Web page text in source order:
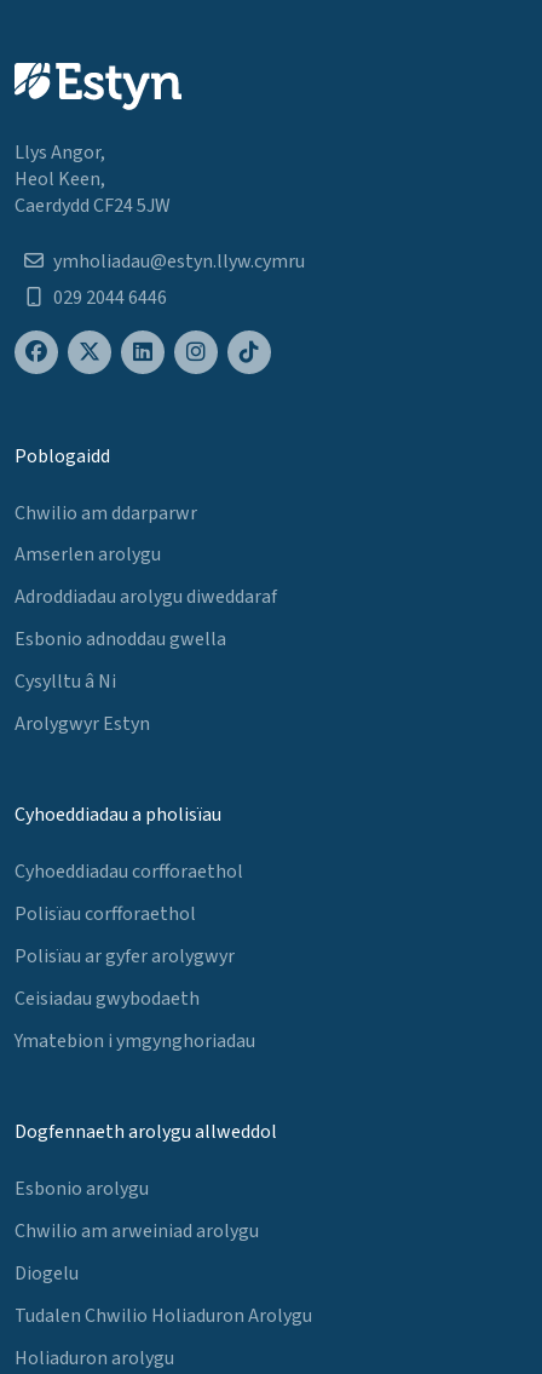
Llys Angor,
Heol Keen,
Caerdydd CF24 5JW
ymholiadau@estyn.llyw.cymru
029 2044 6446
Poblogaidd
Chwilio am ddarparwr
Amserlen arolygu
Adroddiadau arolygu diweddaraf
Esbonio adnoddau gwella
Cysylltu â Ni
Arolygwyr Estyn
Cyhoeddiadau a pholisïau
Cyhoeddiadau corfforaethol
Polisïau corfforaethol
Polisïau ar gyfer arolygwyr
Ceisiadau gwybodaeth
Ymatebion i ymgynghoriadau
Dogfennaeth arolygu allweddol
Esbonio arolygu
Chwilio am arweiniad arolygu
Diogelu
Tudalen Chwilio Holiaduron Arolygu
Holiaduron arolygu